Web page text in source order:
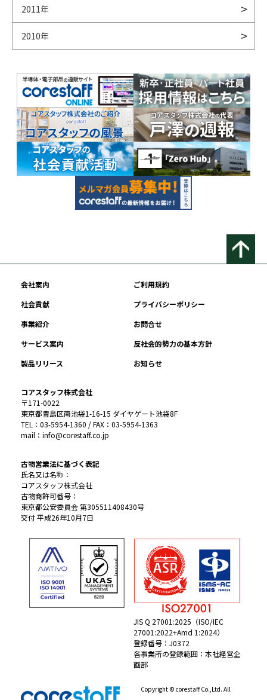
2011年
2010年
会社案内
ご利用規約
社会貢献
プライバシーポリシー
事業紹介
お問合せ
サービス案内
反社会的勢力の基本方針
製品リリース
お知らせ
コアスタッフ株式会社
〒171-0022
東京都豊島区南池袋1-16-15 ダイヤゲート池袋8F
TEL：03-5954-1360 / FAX：03-5954-1363
mail：info@corestaff.co.jp
古物営業法に基づく表記
氏名又は名称：
コアスタッフ株式会社
古物商許可番号：
東京都公安委員会 第305511408430号
交付 平成26年10月7日
JIS Q 27001:2025（ISO/IEC
27001:2022+Amd 1:2024）
登録番号：J0372
各事業所の登録範囲：本社経営企
画部
Copyright © corestaff Co.,Ltd. All